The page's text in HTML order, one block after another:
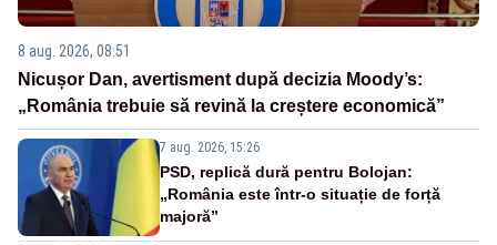
8 aug. 2026, 08:51
Nicușor Dan, avertisment după decizia Moody’s:
„România trebuie să revină la creștere economică”
7 aug. 2026, 15:26
PSD, replică dură pentru Bolojan:
„România este într-o situație de forță
majoră”